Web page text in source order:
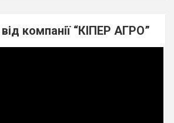
компанії “КІПЕР АГРО”